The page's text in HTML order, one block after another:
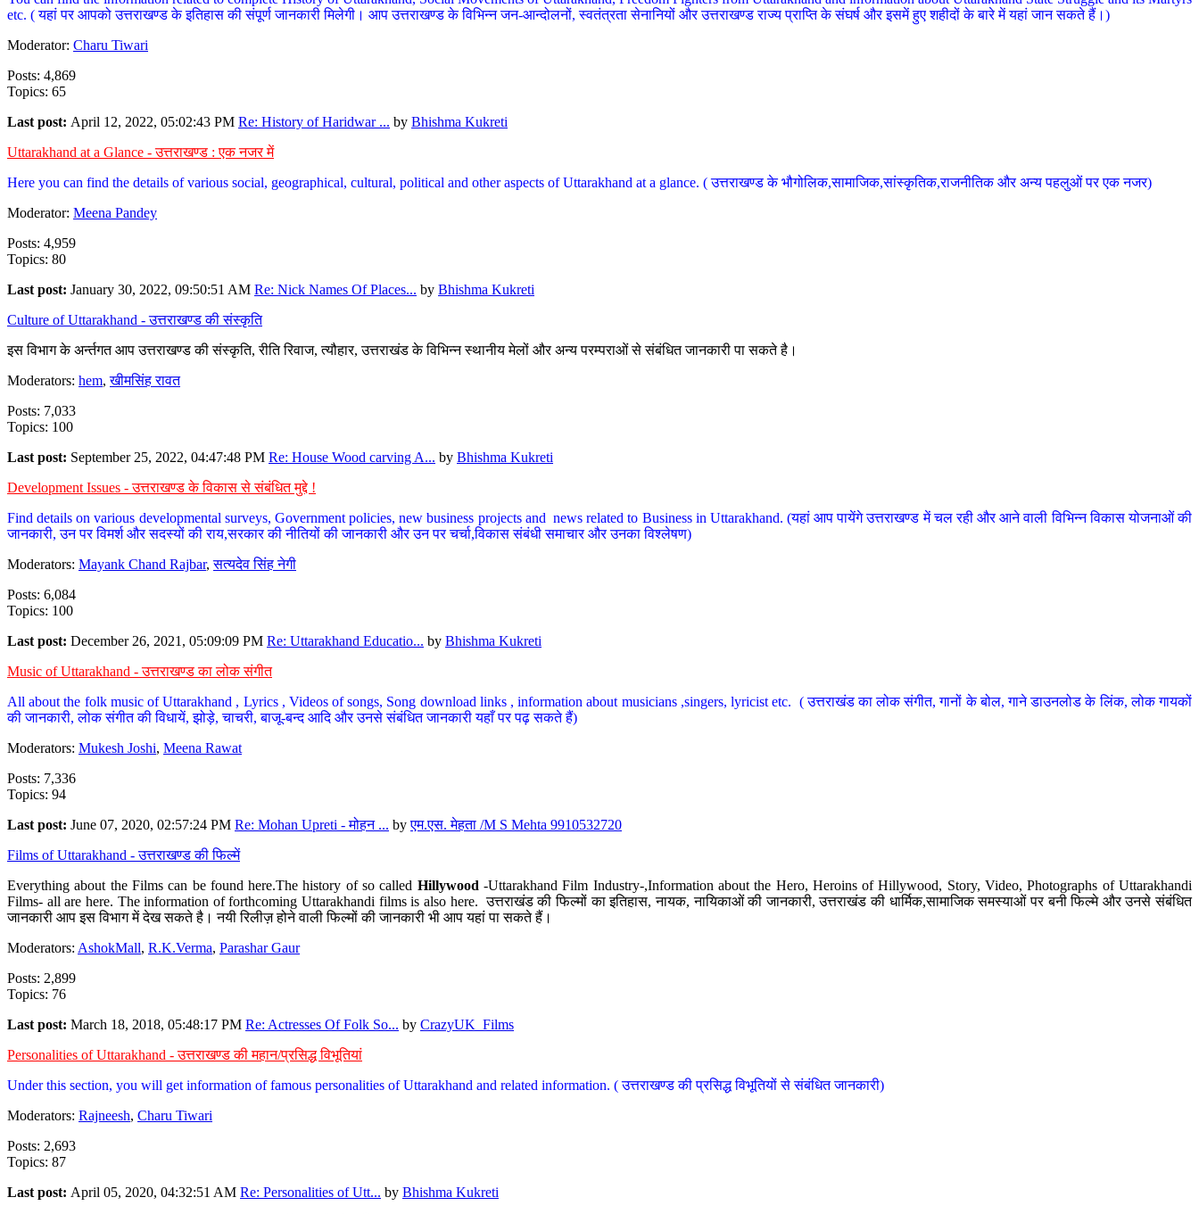
etc. ( यहां पर आपको उत्तराखण्ड के इतिहास की संपूर्ण जानकारी मिलेगी। आप उत्तराखण्ड के विभिन्न जन-आन्दोलनों, स्वतंत्रता सेनानियों और उत्तराखण्ड राज्य प्राप्ति के संघर्ष और इसमें हुए शहीदों के बारे में यहां जान सकते हैं।)
Moderator: Charu Tiwari
Posts: 4,869
Topics: 65
Last post: April 12, 2022, 05:02:43 PM Re: History of Haridwar ... by Bhishma Kukreti
Uttarakhand at a Glance - उत्तराखण्ड : एक नजर में
Here you can find the details of various social, geographical, cultural, political and other aspects of Uttarakhand at a glance. ( उत्तराखण्ड के भौगोलिक,सामाजिक,सांस्कृतिक,राजनीतिक और अन्य पहलुओं पर एक नजर)
Moderator: Meena Pandey
Posts: 4,959
Topics: 80
Last post: January 30, 2022, 09:50:51 AM Re: Nick Names Of Places... by Bhishma Kukreti
Culture of Uttarakhand - उत्तराखण्ड की संस्कृति
इस विभाग के अर्न्तगत आप उत्तराखण्ड की संस्कृति, रीति रिवाज, त्यौहार, उत्तराखंड के विभिन्न स्थानीय मेलों और अन्य परम्पराओं से संबंधित जानकारी पा सकते है।
Moderators: hem,खीमसिंह रावत
Posts: 7,033
Topics: 100
Last post: September 25, 2022, 04:47:48 PM Re: House Wood carving A... by Bhishma Kukreti
Development Issues - उत्तराखण्ड के विकास से संबंधित मुद्दे !
Find details on various developmental surveys, Government policies, new business projects and news related to Business in Uttarakhand. (यहां आप पायेंगे उत्तराखण्ड में चल रही और आने वाली विभिन्न विकास योजनाओं की
जानकारी, उन पर विमर्श और सदस्यों की राय,सरकार की नीतियों की जानकारी और उन पर चर्चा,विकास संबंधी समाचार और उनका विश्लेषण)
Moderators: Mayank Chand Rajbar,सत्यदेव सिंह नेगी
Posts: 6,084
Topics: 100
Last post: December 26, 2021, 05:09:09 PM Re: Uttarakhand Educatio... by Bhishma Kukreti
Music of Uttarakhand - उत्तराखण्ड का लोक संगीत
All about the folk music of Uttarakhand , Lyrics , Videos of songs, Song download links , information about musicians ,singers, lyricist etc. ( उत्तराखंड का लोक संगीत, गानों के बोल, गाने डाउनलोड के लिंक, लोक गायकों
की जानकारी, लोक संगीत की विधायें, झोड़े, चाचरी, बाजू-बन्द आदि और उनसे संबंधित जानकारी यहाँ पर पढ़ सकते हैं)
Moderators: Mukesh Joshi, Meena Rawat
Posts: 7,336
Topics: 94
Last post: June 07, 2020, 02:57:24 PM Re: Mohan Upreti - मोहन ... byएम.एस. मेहता /M S Mehta 9910532720
Films of Uttarakhand - उत्तराखण्ड की फिल्में
Everything about the Films can be found here.The history of so called Hillywood-Uttarakhand Film Industry-,Information about the Hero, Heroins of Hillywood, Story, Video, Photographs of Uttarakhandi
Films- all are here. The information of forthcoming Uttarakhandi films is also here. उत्तराखंड की फिल्मों का इतिहास, नायक, नायिकाओं की जानकारी, उत्तराखंड की धार्मिक,सामाजिक समस्याओं पर बनी फिल्मे और उनसे संबंधित
जानकारी आप इस विभाग में देख सकते है। नयी रिलीज़ होने वाली फिल्मों की जानकारी भी आप यहां पा सकते हैं।
Moderators: AshokMall, R.K.Verma, Parashar Gaur
Posts: 2,899
Topics: 76
Last post: March 18, 2018, 05:48:17 PM Re: Actresses Of Folk So... by CrazyUK_Films
Personalities of Uttarakhand - उत्तराखण्ड की महान/प्रसिद्ध विभूतियां
Under this section, you will get information of famous personalities of Uttarakhand and related information. ( उत्तराखण्ड की प्रसिद्ध विभूतियों से संबंधित जानकारी)
Moderators: Rajneesh, Charu Tiwari
Posts: 2,693
Topics: 87
Last post: April 05, 2020, 04:32:51 AM Re: Personalities of Utt... by Bhishma Kukreti